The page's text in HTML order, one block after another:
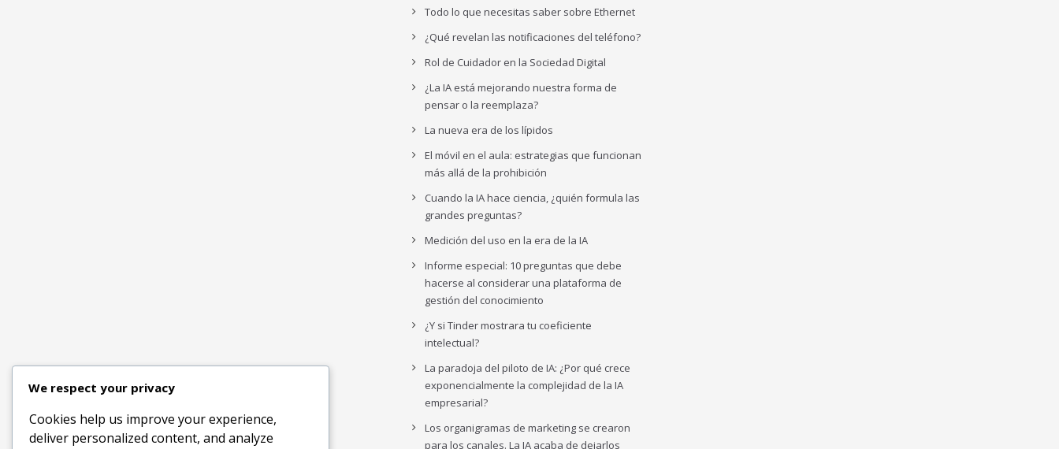
Todo lo que necesitas saber sobre Ethernet
¿Qué revelan las notificaciones del teléfono?
Rol de Cuidador en la Sociedad Digital
¿La IA está mejorando nuestra forma de
pensar o la reemplaza?
La nueva era de los lípidos
El móvil en el aula: estrategias que funcionan
más allá de la prohibición
Cuando la IA hace ciencia, ¿quién formula las
grandes preguntas?
Medición del uso en la era de la IA
Informe especial: 10 preguntas que debe
hacerse al considerar una plataforma de
gestión del conocimiento
¿Y si Tinder mostrara tu coeficiente
intelectual?
La paradoja del piloto de IA: ¿Por qué crece
exponencialmente la complejidad de la IA
empresarial?
Los organigramas de marketing se crearon
para los canales. La IA acaba de dejarlos
We respect your privacy
Cookies help us improve your experience,
deliver personalized content, and analyze